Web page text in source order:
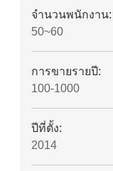
จํานวนพนักงาน:
50~60
การขายรายปี:
100-1000
ปีที่ตั้ง:
2014